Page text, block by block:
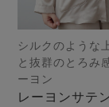
シルクのような
と抜群のとろみ
ーヨン
レーヨンサテ